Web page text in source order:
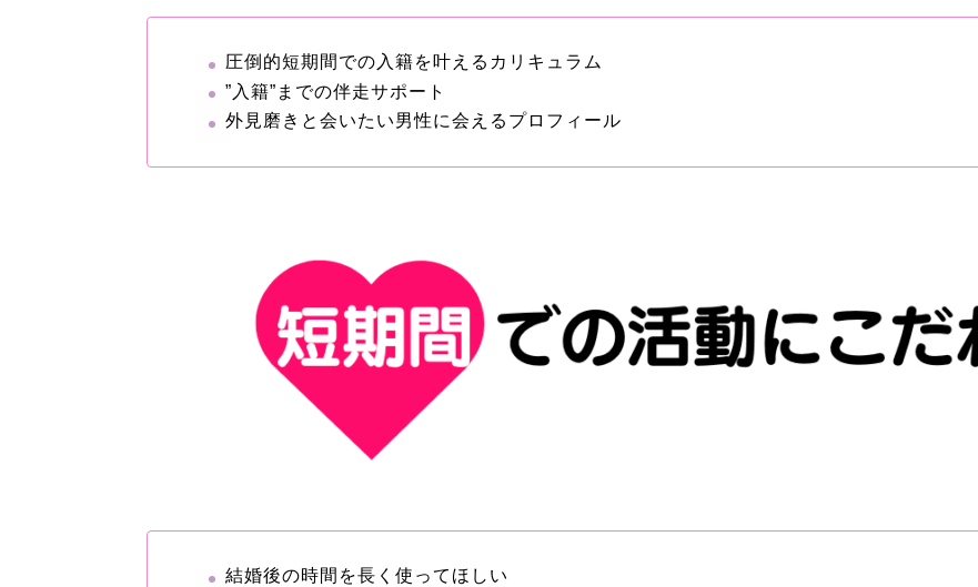
圧倒的短期間での入籍を叶えるカリキュラム
”入籍”までの伴走サポート
外見磨きと会いたい男性に会えるプロフィール
結婚後の時間を長く使ってほしい